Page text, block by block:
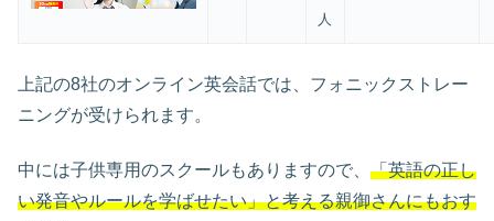
人
上記の8社のオンライン英会話では、フォニックストレー
ニングが受けられます。
中には子供専用のスクールもありますので、 「英語の正し
い発音やルールを学ばせたい」と考える親御さんにもおす